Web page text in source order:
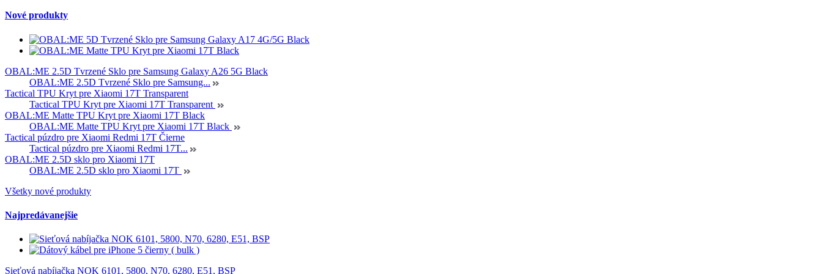
Nové produkty
OBAL:ME 2.5D Tvrzené Sklo pre Samsung Galaxy A26 5G Black
OBAL:ME 2.5D Tvrzené Sklo pre Samsung...
Tactical TPU Kryt pre Xiaomi 17T Transparent
Tactical TPU Kryt pre Xiaomi 17T Transparent
OBAL:ME Matte TPU Kryt pre Xiaomi 17T Black
OBAL:ME Matte TPU Kryt pre Xiaomi 17T Black
Tactical púzdro pre Xiaomi Redmi 17T Čierne
Tactical púzdro pre Xiaomi Redmi 17T...
OBAL:ME 2.5D sklo pro Xiaomi 17T
OBAL:ME 2.5D sklo pro Xiaomi 17T
Všetky nové produkty
Najpredávanejšie
Sieťová nabíjačka NOK 6101, 5800, N70, 6280, E51, BSP